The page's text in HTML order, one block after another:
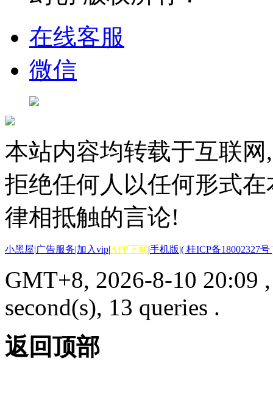
在线客服
微信
本站内容均转载于互联
拒绝任何人以任何形式
律相抵触的言论!
小黑屋|广告服务|加入vip|APP下载|手机版|( 桂ICP备18002327号
GMT+8, 2026-8-10 20:09
second(s), 13 queries .
返回顶部